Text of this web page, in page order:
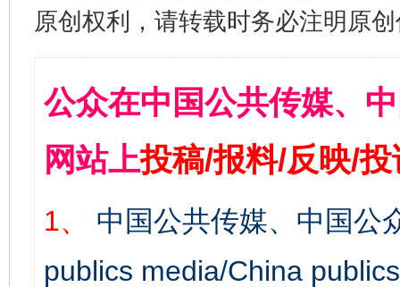
原创权利，请转载时务必注明原
公众在中国公共传媒、
网站上投稿/报料/反映/
1、
中国公共传媒、中国公
publics media/China